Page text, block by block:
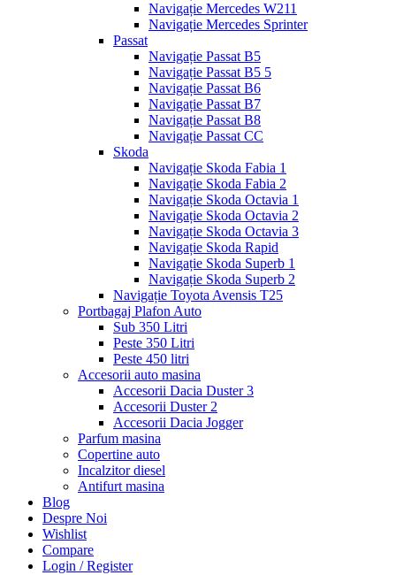
Navigație Mercedes W211
Navigație Mercedes Sprinter
Passat
Navigație Passat B5
Navigație Passat B5 5
Navigație Passat B6
Navigație Passat B7
Navigație Passat B8
Navigație Passat CC
Skoda
Navigație Skoda Fabia 1
Navigație Skoda Fabia 2
Navigație Skoda Octavia 1
Navigație Skoda Octavia 2
Navigație Skoda Octavia 3
Navigație Skoda Rapid
Navigație Skoda Superb 1
Navigație Skoda Superb 2
Navigație Toyota Avensis T25
Portbagaj Plafon Auto
Sub 350 Litri
Peste 350 Litri
Peste 450 litri
Accesorii auto masina
Accesorii Dacia Duster 3
Accesorii Duster 2
Accesorii Dacia Jogger
Parfum masina
Copertine auto
Incalzitor diesel
Antifurt masina
Blog
Despre Noi
Wishlist
Compare
Login / Register